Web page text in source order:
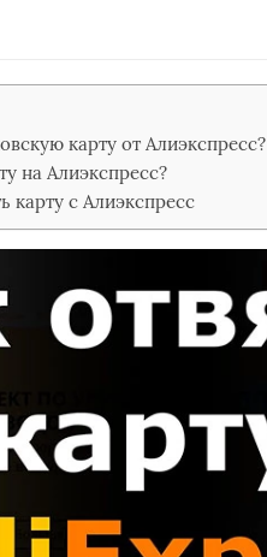
карту от Алиэкспресс?
на Алиэкспресс?
карту с Алиэкспресс